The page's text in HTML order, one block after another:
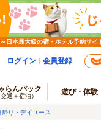
日本最大級の宿・ホテル予約サイ
ログイン 会員登録
らんパック
通＋宿泊） 遊び・体験
帰り・デイユース